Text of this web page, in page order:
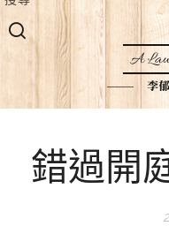
A
李
錯過開